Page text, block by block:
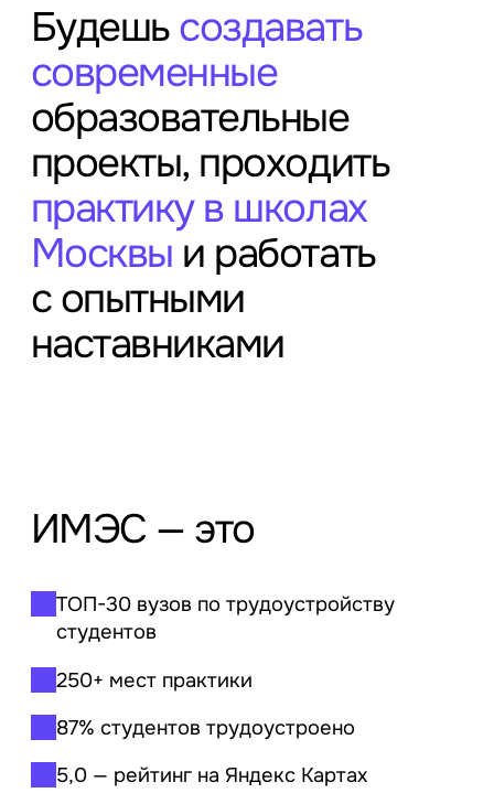
Будешьсоздавать
современные
образовательные
проекты, проходить
практику в школах
Москвы и работать
с опытными
наставниками
ИМЭС — это
ТОП-30вузов по трудоустройству
студентов
250+ мест практики
87% студентов трудоустроено
5,0 — рейтинг на Яндекс Картах